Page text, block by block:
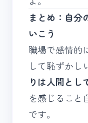
まとめ：自分
いこう
職場で感情的
して恥ずかし
りは人間とし
を感じること
です。